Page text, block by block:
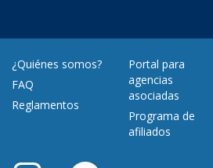
¿Quiénes somos?
FAQ
Reglamentos
Portal para
agencias
asociadas
Programa de
afiliados